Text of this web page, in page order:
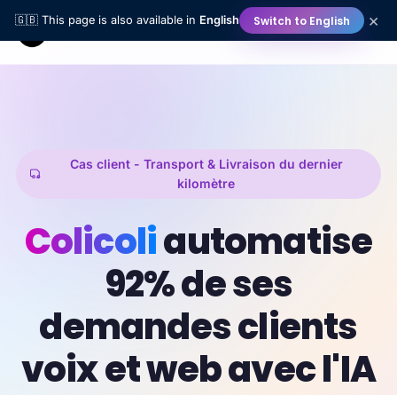
🇬🇧 This page is also available in English Switch to English ×
Cas client - Transport & Livraison du dernier
kilomètre
Colicoliautomatise
92% de ses
demandes clients
voix et web avec l'IA